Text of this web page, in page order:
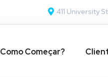
411 University
Como Começar?